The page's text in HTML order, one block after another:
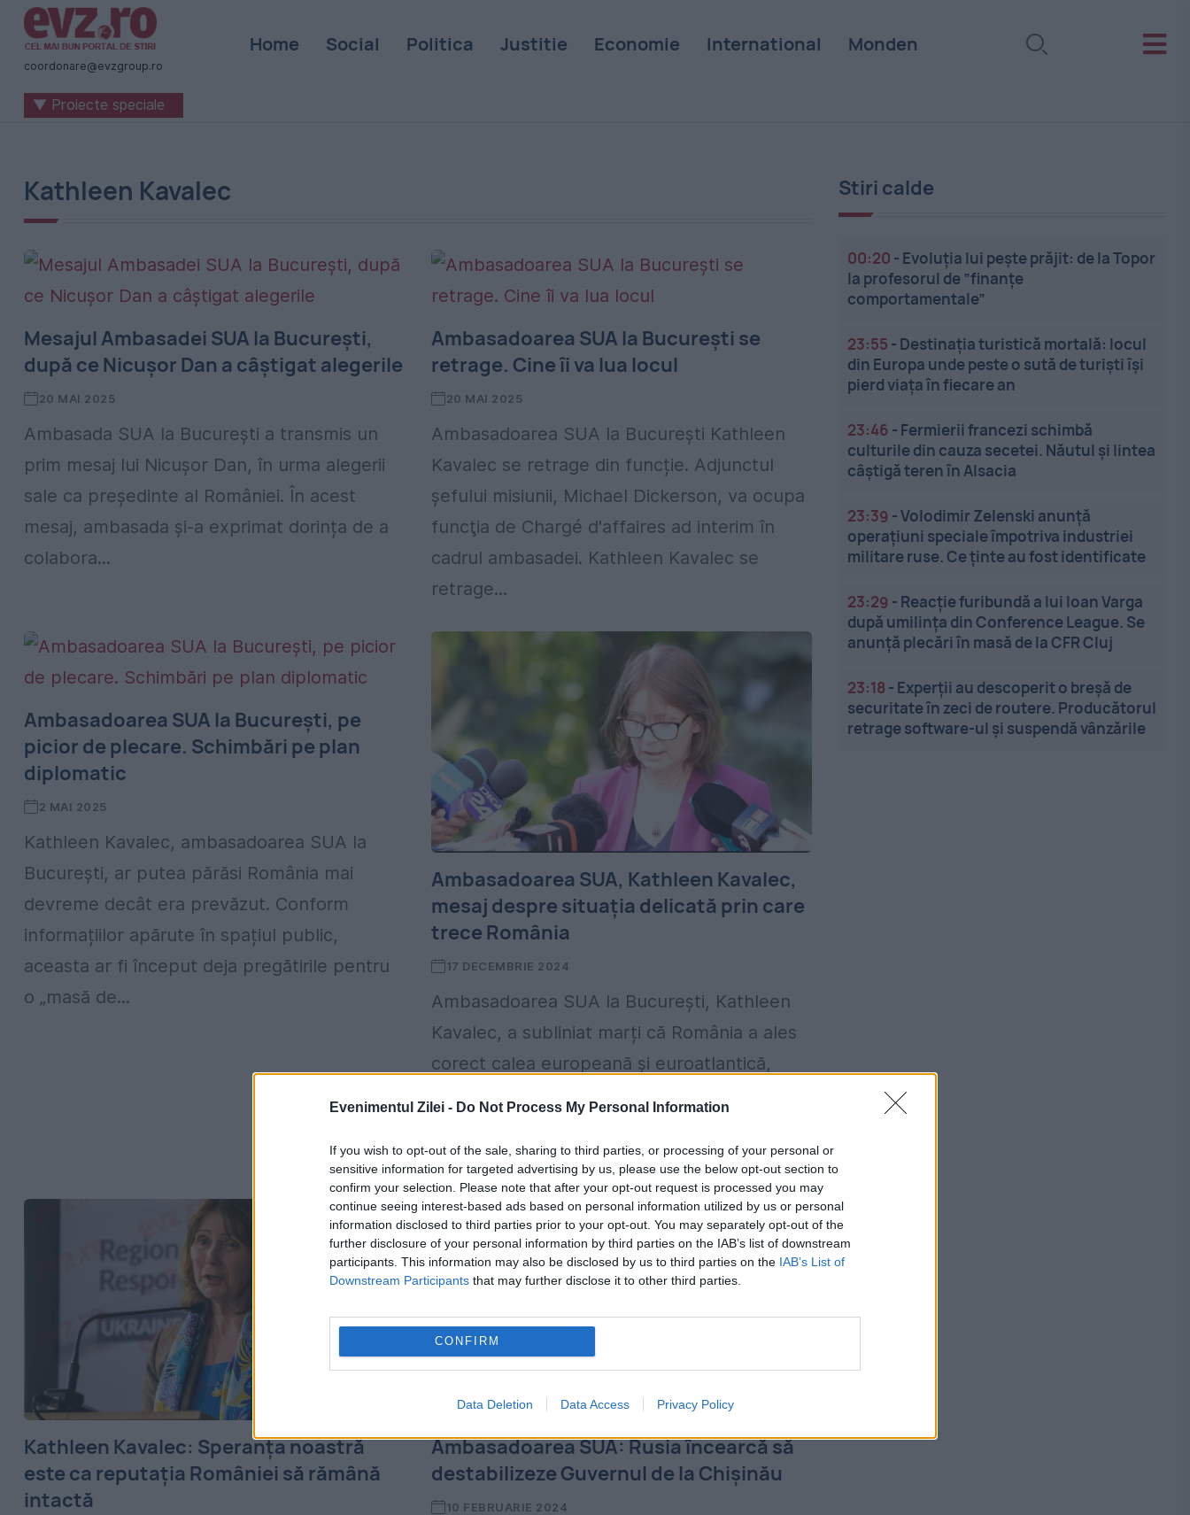
Evenimentul Zilei - Do Not Process My Personal Information
If you wish to opt-out of the sale, sharing to third parties, or processing of your personal or
sensitive information for targeted advertising by us, please use the below opt-out section to
confirm your selection. Please note that after your opt-out request is processed you may
continue seeing interest-based ads based on personal information utilized by us or personal
information disclosed to third parties prior to your opt-out. You may separately opt-out of the
further disclosure of your personal information by third parties on the IAB’s list of downstream
participants. This information may also be disclosed by us to third parties on the IAB’s List of
Downstream Participants that may further disclose it to other third parties.
CONFIRM
Data Deletion Data Access Privacy Policy
Știri
naționale
internaționale
România
-
Zilei
coordonare@evzgroup.ro
Home Social Politica Justitie Economie International Monden
▼ Proiecte speciale
Kathleen Kavalec
Mesajul Ambasadei SUA la București,
după ce Nicușor Dan a câștigat alegerile
20 MAI 2025
Ambasada SUA la București a transmis un
prim mesaj lui Nicușor Dan, în urma alegerii
sale ca președinte al României. În acest
mesaj, ambasada și-a exprimat dorința de a
colabora...
Ambasadoarea SUA la Bucureşti se
retrage. Cine îi va lua locul
20 MAI 2025
Ambasadoarea SUA la Bucureşti Kathleen
Kavalec se retrage din funcție. Adjunctul
şefului misiunii, Michael Dickerson, va ocupa
funcţia de Chargé d'affaires ad interim în
cadrul ambasadei. Kathleen Kavalec se
retrage...
Ambasadoarea SUA la București, pe
picior de plecare. Schimbări pe plan
diplomatic
2 MAI 2025
Kathleen Kavalec, ambasadoarea SUA la
București, ar putea părăsi România mai
devreme decât era prevăzut. Conform
informațiilor apărute în spațiul public,
aceasta ar fi început deja pregătirile pentru
o „masă de...
Ambasadoarea SUA, Kathleen Kavalec,
mesaj despre situația delicată prin care
trece România
17 DECEMBRIE 2024
Ambasadoarea SUA la București, Kathleen
Kavalec, a subliniat marți că România a ales
corect calea europeană și euroatlantică,
ocazia...
Kathleen Kavalec: Speranța noastră
este ca reputația României să rămână
intactă
Ambasadoarea SUA: Rusia încearcă să
destabilizeze Guvernul de la Chișinău
10 FEBRUARIE 2024
Stiri calde
00:20 - Evoluția lui pește prăjit: de la Topor
la profesorul de ”finanțe
comportamentale”
23:55 - Destinația turistică mortală: locul
din Europa unde peste o sută de turiști își
pierd viața în fiecare an
23:46 - Fermierii francezi schimbă
culturile din cauza secetei. Năutul și lintea
câștigă teren în Alsacia
23:39 -Volodimir Zelenski anunță
operațiuni speciale împotriva industriei
militare ruse. Ce ținte au fost identificate
23:29 - Reacție furibundă a lui Ioan Varga
după umilința din Conference League. Se
anunță plecări în masă de la CFR Cluj
23:18 - Experții au descoperit o breșă de
securitate în zeci de routere. Producătorul
retrage software-ul și suspendă vânzările